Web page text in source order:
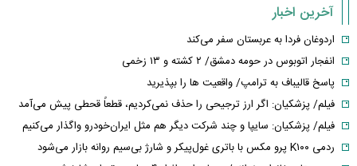
آخرین اخبار
اردوغان فردا به عربستان سفر می‌کند
انفجار اتوبوس در حومه دمشق/ ۲ کشته و ۱۳ زخمی
پاسخ قالیباف به ترامپ/ واقعیت ها را بپذیرید
فیلم/ پزشکیان: اگر ارز ترجیحی را حذف نمی‌کردیم، قطعاً قحطی پیش می‌آمد
فیلم/ پزشکیان: سایپا و چند شرکت دیگر هم مثل ایران‌خودرو واگذار می‌کنیم
ردمی K۱۰۰ پرو مکس با باتری غول‌پیکر و شارژ بی‌سیم روانه بازار می‌شود